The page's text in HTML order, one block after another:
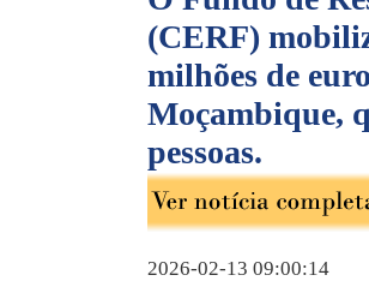
(CERF)
milhões de
Moçambique,
pessoas.
2026-02-13 09:00:14